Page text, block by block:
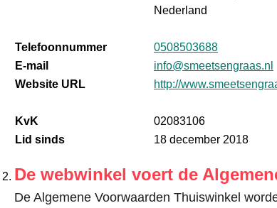
Nederland
Telefoonnummer
0508503688
E-mail
info@smeetsengraas.nl
Website URL
http://
KvK
02083106
Lid sinds
18 december 2018
De webwinkel voert de
De Algemene Voorwaarden Thuiswinkel